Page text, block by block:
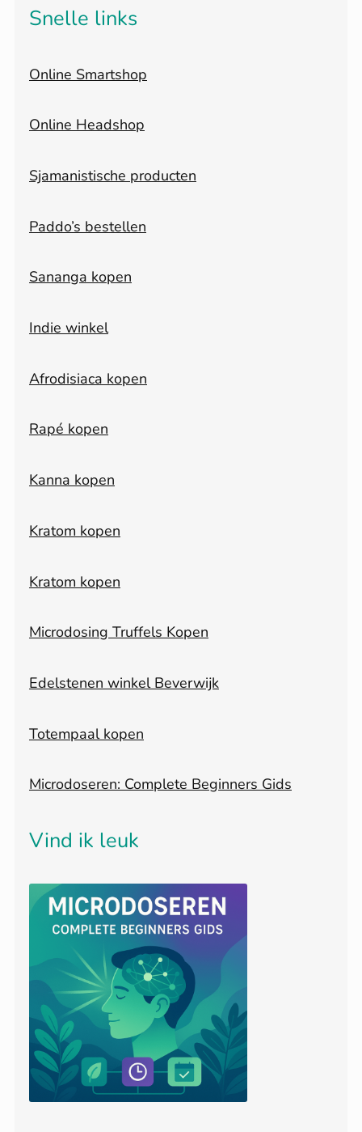
Snelle links
Online Smartshop
Online Headshop
Sjamanistische producten
Paddo’s bestellen
Sananga kopen
Indie winkel
Afrodisiaca kopen
Rapé kopen
Kanna kopen
Kratom kopen
Kratom kopen
Microdosing Truffels Kopen
Edelstenen winkel Beverwijk
Totempaal kopen
Microdoseren: Complete Beginners Gids
Vind ik leuk